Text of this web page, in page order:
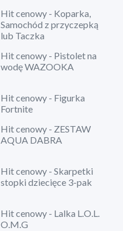
Hit cenowy - Koparka,
Samochód z przyczepką
lub Taczka
Hit cenowy - Pistolet na
wodę WAZOOKA
Hit cenowy - Figurka
Fortnite
Hit cenowy - ZESTAW
AQUA DABRA
Hit cenowy - Skarpetki
stopki dziecięce 3-pak
Hit cenowy - Lalka L.O.L.
O.M.G